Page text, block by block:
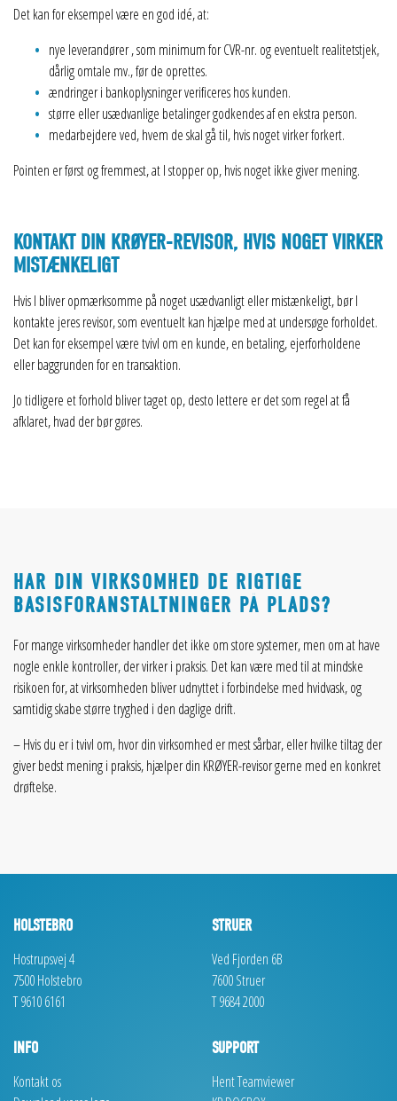
Det kan for eksempel være en god idé, at:
nye leverandører , som minimum for CVR-nr. og eventuelt realitetstjek,
dårlig omtale mv., før de oprettes.
ændringer i bankoplysninger verificeres hos kunden.
større eller usædvanlige betalinger godkendes af en ekstra person.
medarbejdere ved, hvem de skal gå til, hvis noget virker forkert.
Pointen er først og fremmest, at I stopper op, hvis noget ikke giver mening.
KONTAKT DIN KRØYER-REVISOR, HVIS NOGET VIRKER
MISTÆNKELIGT
Hvis I bliver opmærksomme på noget usædvanligt eller mistænkeligt, bør I
kontakte jeres revisor, som eventuelt kan hjælpe med at undersøge forholdet.
Det kan for eksempel være tvivl om en kunde, en betaling, ejerforholdene
eller baggrunden for en transaktion.
Jo tidligere et forhold bliver taget op, desto lettere er det som regel at få
afklaret, hvad der bør gøres.
HAR DIN VIRKSOMHED DE RIGTIGE
BASISFORANSTALTNINGER PÅ PLADS?
For mange virksomheder handler det ikke om store systemer, men om at have
nogle enkle kontroller, der virker i praksis. Det kan være med til at mindske
risikoen for, at virksomheden bliver udnyttet i forbindelse med hvidvask, og
samtidig skabe større tryghed i den daglige drift.
– Hvis du er i tvivl om, hvor din virksomhed er mest sårbar, eller hvilke tiltag der
giver bedst mening i praksis, hjælper din KRØYER-revisor gerne med en konkret
drøftelse.
HOLSTEBRO
Hostrupsvej 4
7500 Holstebro
T 9610 6161
STRUER
Ved Fjorden 6B
7600 Struer
T 9684 2000
INFO
Kontakt os
SUPPORT
Hent Teamviewer